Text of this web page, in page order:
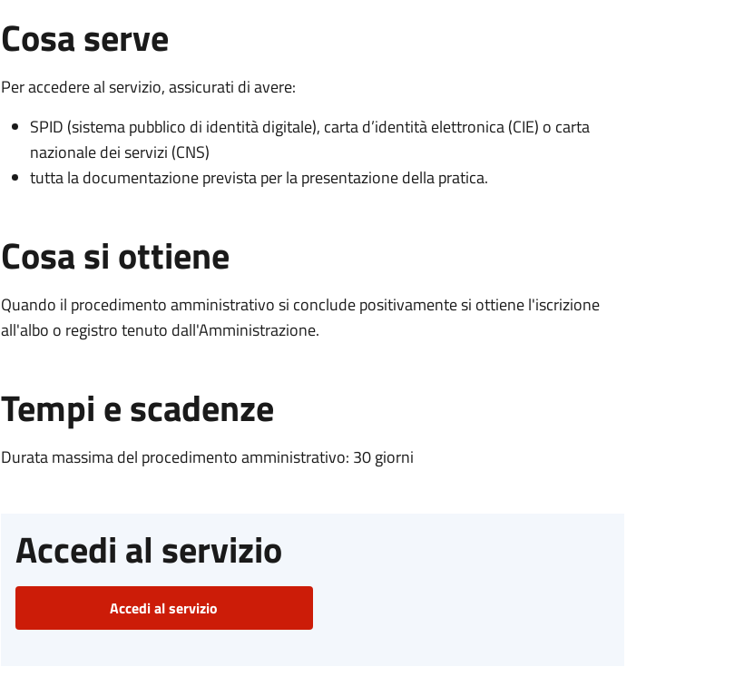
Cosa serve
Per accedere al servizio, assicurati di avere:
SPID (sistema pubblico di identità digitale), carta d’identità elettronica (CIE) o carta
nazionale dei servizi (CNS)
tutta la documentazione prevista per la presentazione della pratica.
Cosa si ottiene
Quando il procedimento amministrativo si conclude positivamente si ottiene l'iscrizione
all'albo o registro tenuto dall'Amministrazione.
Tempi e scadenze
Durata massima del procedimento amministrativo: 30 giorni
Accedi al servizio
Accedi al servizio